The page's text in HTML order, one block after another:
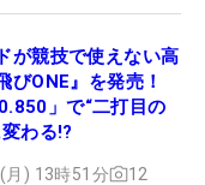
が競技で使えない高
びONE』を発売！
」で“二打目の
わる!?
月) 13時51分 12